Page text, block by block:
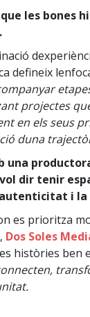
les bones
defineix
projectes
en els seus
duna
una
dir tenir
i
es prioritza
Dos Soles
històries ben